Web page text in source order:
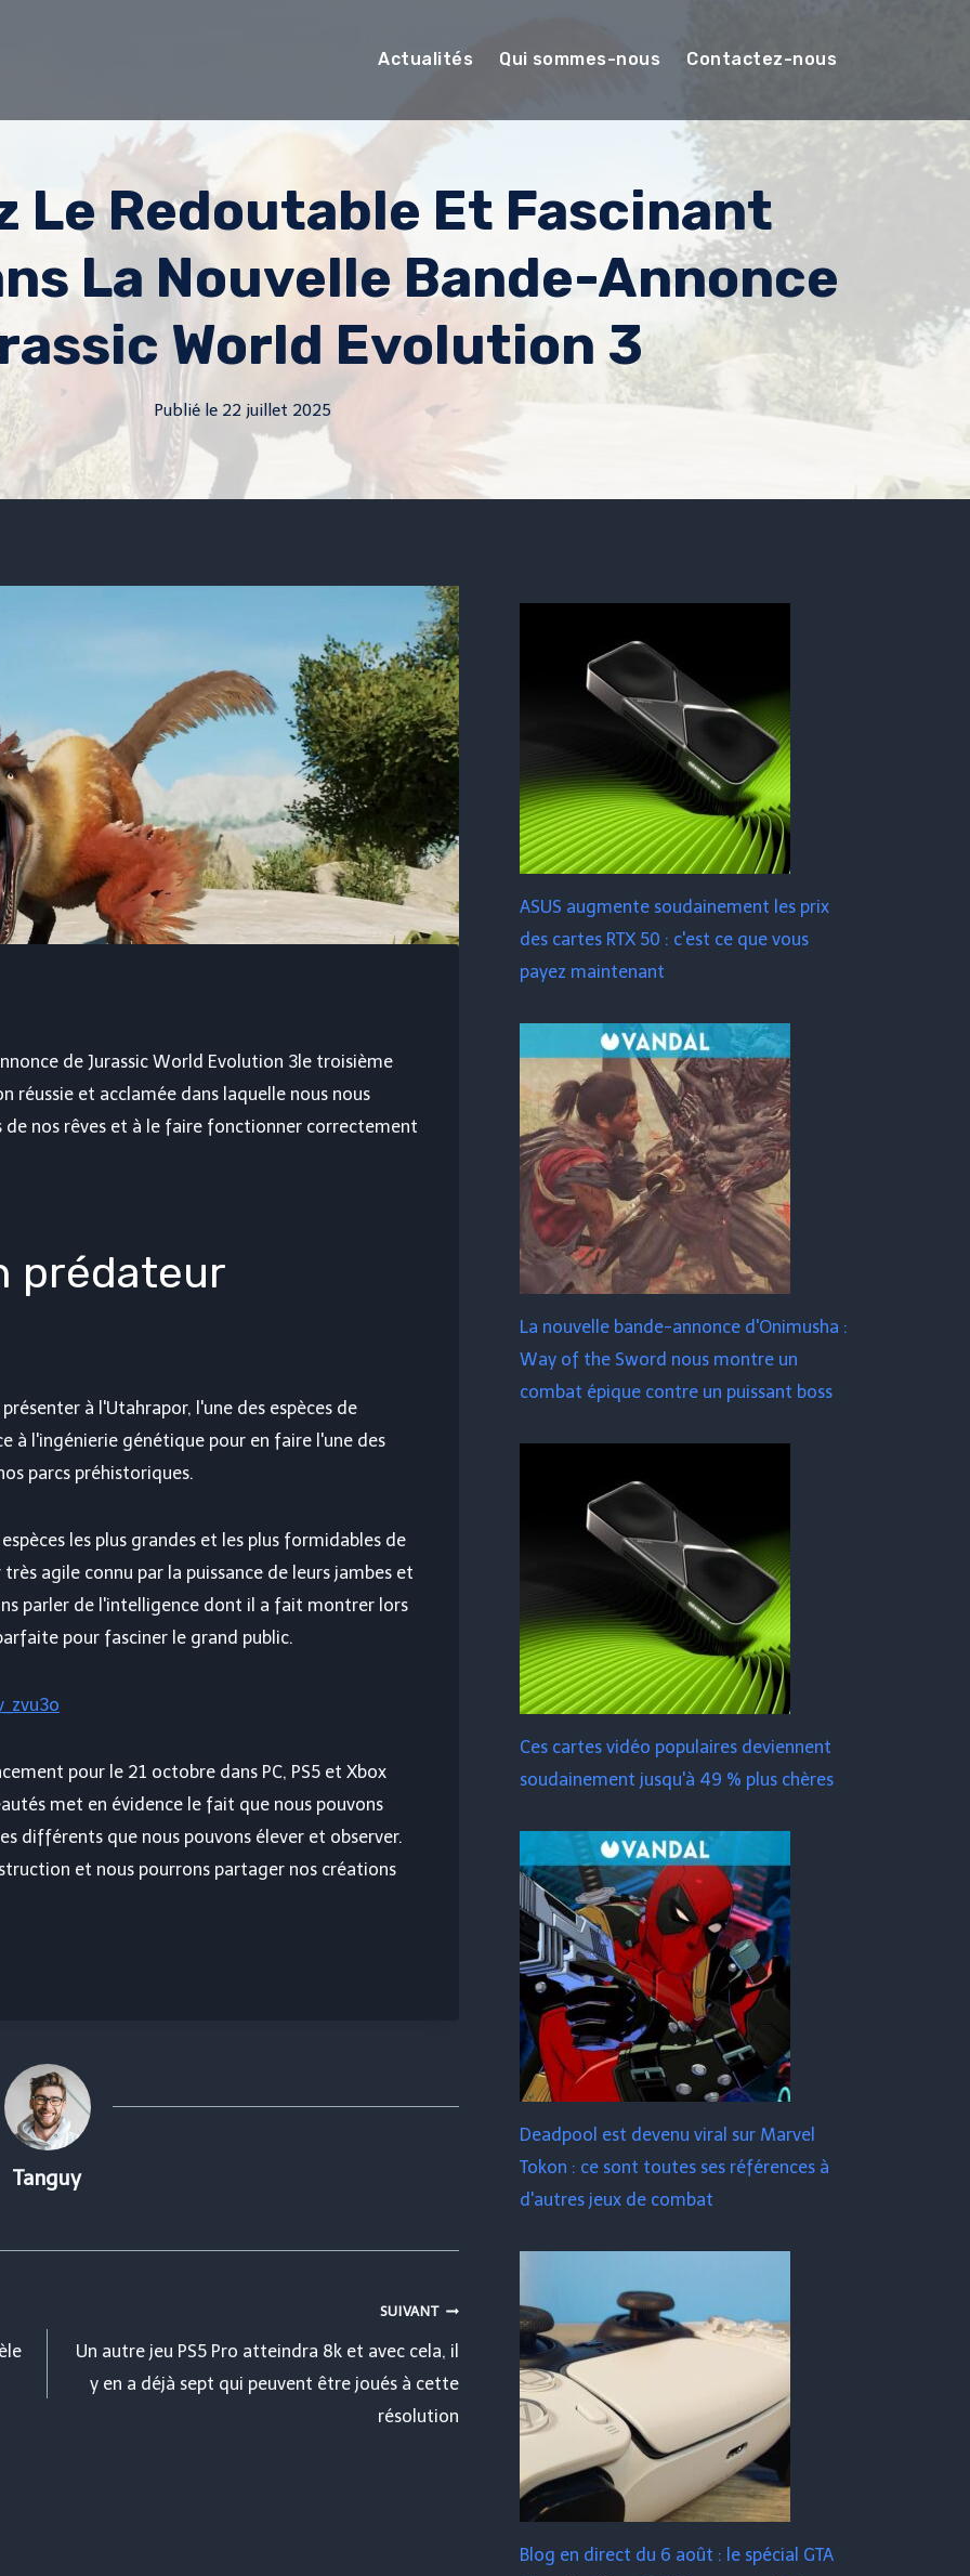
Actualités Qui sommes-nous Contactez-nous
Le Redoutable Et Fascinant
La Nouvelle Bande-Annonce
World Evolution 3
Publié le 22 juillet 2025
de Jurassic World Evolution 3 le troisième
réussie et acclamée dans laquelle nous nous
de nos rêves et à le faire fonctionner correctement
prédateur
à l'Utahrapor, l'une des espèces de
à l'ingénierie génétique pour en faire l'une des
parcs préhistoriques.
les plus grandes et les plus formidables de
agile connu par la puissance de leurs jambes et
parler de l'intelligence dont il a fait montrer lors
pour fasciner le grand public.
pour le 21 octobre dans PC, PS5 et Xbox
met en évidence le fait que nous pouvons
différents que nous pouvons élever et observer.
et nous pourrons partager nos créations
Tanguy
SUIVANT
Un autre jeu PS5 Pro atteindra 8k et avec cela, il
y en a déjà sept qui peuvent être joués à cette
résolution
ASUS augmente soudainement les prix
des cartes RTX 50 : c'est ce que vous
payez maintenant
La nouvelle bande-annonce d'Onimusha :
Way of the Sword nous montre un
combat épique contre un puissant boss
Ces cartes vidéo populaires deviennent
soudainement jusqu'à 49 % plus chères
Deadpool est devenu viral sur Marvel
Tokon : ce sont toutes ses références à
d'autres jeux de combat
Blog en direct du 6 août : le spécial GTA